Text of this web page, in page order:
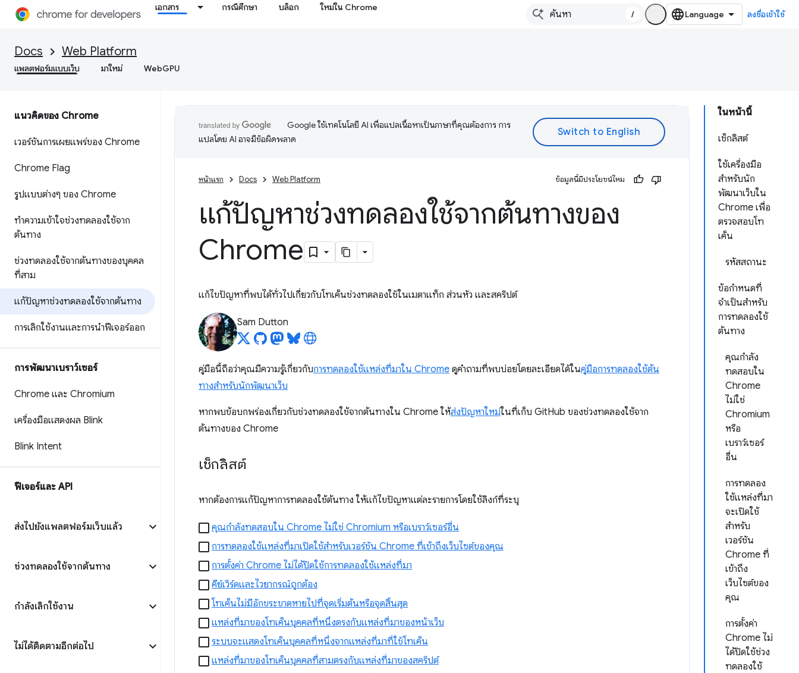
เอกสาร กรณีศึกษา บล็อก ใหม่ใน Chrome
/ ลงชื่อเข้าใช้
Docs Web Platform
แพลตฟอร์มแบบเว็บ มาใหม่ WebGPU
แนวคิดของ Chrome
เวอร์ชันการเผยแพร่ของ Chrome
Chrome Flag
รูปแบบต่างๆ ของ Chrome
ทําความเข้าใจช่วงทดลองใช้จาก
ต้นทาง
ช่วงทดลองใช้จากต้นทางของบุคคล
ที่สาม
แก้ปัญหาช่วงทดลองใช้จากต้นทาง
การเลิกใช้งานและการนำฟีเจอร์ออก
การพัฒนาเบราว์เซอร์
Chrome และ Chromium
เครื่องมือแสดงผล Blink
Blink Intent
ฟีเจอร์และ API
ส่งไปยังแพลตฟอร์มเว็บแล้ว
ช่วงทดลองใช้จากต้นทาง
กำลังเลิกใช้งาน
ไม่ได้ติดตามอีกต่อไป
ในหน้านี้
เช็กลิสต์
ใช้เครื่องมือ
สำหรับนัก
พัฒนาเว็บใน
Chrome เพื่อ
ตรวจสอบโท
เค็น
รหัสสถานะ
ข้อกำหนดที่
จำเป็นสำหรับ
การทดลองใช้
ต้นทาง
คุณกำลัง
ทดสอบใน
Chrome
ไม่ใช่
Chromium
หรือ
เบราว์เซอร์
อื่น
การทดลอง
ใช้แหล่งที่มา
จะเปิดใช้
สำหรับ
เวอร์ชัน
Chrome ที่
เข้าถึง
เว็บไซต์ของ
คุณ
การตั้งค่า
Chrome ไม่
ได้ปิดใช้ช่วง
ทดลองใช้
Google ใช้เทคโนโลยี AI เพื่อแปลเนื้อหาเป็นภาษาที่คุณต้องการ การ
แปลโดย AI อาจมีข้อผิดพลาด
หน้าแรก Docs Web Platform ข้อมูลนี้มีประโยชน์ไหม
แก้ปัญหาช่วงทดลองใช้จากต้นทางของ
Chrome
แก้ไขปัญหาที่พบได้ทั่วไปเกี่ยวกับโทเค็นช่วงทดลองใช้ในเมตาแท็ก ส่วนหัว และสคริปต์
Sam Dutton
คู่มือนี้ถือว่าคุณมีความรู้เกี่ยวกับการทดลองใช้แหล่งที่มาใน Chrome ดูคำถามที่พบบ่อยโดยละเอียดได้ในคู่มือการทดลองใช้ต้น
ทางสําหรับนักพัฒนาเว็บ
หากพบข้อบกพร่องเกี่ยวกับช่วงทดลองใช้จากต้นทางใน Chrome ให้ส่งปัญหาใหม่ในที่เก็บ GitHub ของช่วงทดลองใช้จาก
ต้นทางของ Chrome
เช็กลิสต์
หากต้องการแก้ปัญหาการทดลองใช้ต้นทาง ให้แก้ไขปัญหาแต่ละรายการโดยใช้ลิงก์ที่ระบุ
คุณกําลังทดสอบใน Chrome ไม่ใช่ Chromium หรือเบราว์เซอร์อื่น
การทดลองใช้แหล่งที่มาเปิดใช้สําหรับเวอร์ชัน Chrome ที่เข้าถึงเว็บไซต์ของคุณ
การตั้งค่า Chrome ไม่ได้ปิดใช้การทดลองใช้แหล่งที่มา
คีย์เวิร์ดและไวยากรณ์ถูกต้อง
โทเค็นไม่มีอักขระขาดหายไปที่จุดเริ่มต้นหรือจุดสิ้นสุด
แหล่งที่มาของโทเค็นบุคคลที่หนึ่งตรงกับแหล่งที่มาของหน้าเว็บ
ระบบจะแสดงโทเค็นบุคคลที่หนึ่งจากแหล่งที่มาที่ใช้โทเค็น
แหล่งที่มาของโทเค็นบุคคลที่สามตรงกับแหล่งที่มาของสคริปต์